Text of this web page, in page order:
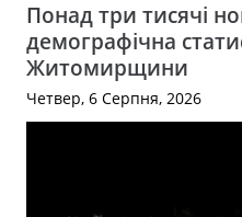
Понад три тисячі
демографічна
Житомирщини
Четвер, 6 Серпня, 2026